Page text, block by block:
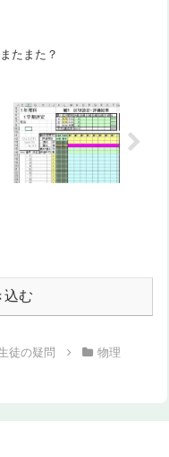
たまた？
込む
徒の疑問 物理